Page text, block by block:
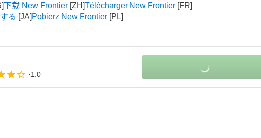
下载 New Frontier
Télécharger New Frontier
る Pobierz New Frontier
1.0